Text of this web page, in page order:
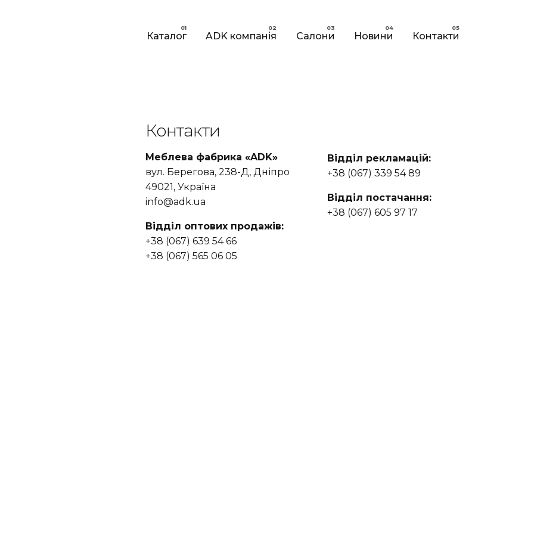
Каталог ADK компанія Салони Новини Контакти
Контакти
Меблева фабрика «ADK»
вул. Берегова, 238-Д, Дніпро
49021, Україна
info@adk.ua
Відділ оптових продажів:
+38 (067) 639 54 66
+38 (067) 565 06 05
Відділ рекламацій:
+38 (067) 339 54 89
Відділ постачання:
+38 (067) 605 97 17